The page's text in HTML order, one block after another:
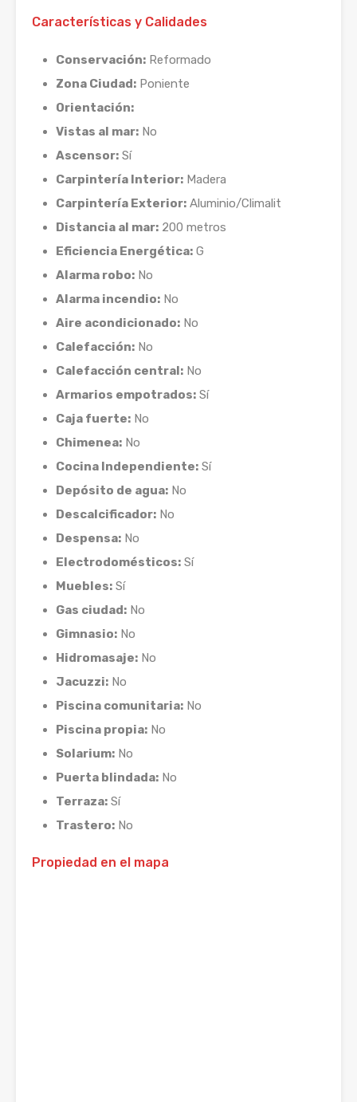
Características y Calidades
Conservación: Reformado
Zona Ciudad: Poniente
Orientación:
Vistas al mar: No
Ascensor: Sí
Carpintería Interior: Madera
Carpintería Exterior: Aluminio/Climalit
Distancia al mar: 200 metros
Eficiencia Energética: G
Alarma robo: No
Alarma incendio: No
Aire acondicionado: No
Calefacción: No
Calefacción central: No
Armarios empotrados: Sí
Caja fuerte: No
Chimenea: No
Cocina Independiente: Sí
Depósito de agua: No
Descalcificador: No
Despensa: No
Electrodomésticos: Sí
Muebles: Sí
Gas ciudad: No
Gimnasio: No
Hidromasaje: No
Jacuzzi: No
Piscina comunitaria: No
Piscina propia: No
Solarium: No
Puerta blindada: No
Terraza: Sí
Trastero: No
Propiedad en el mapa